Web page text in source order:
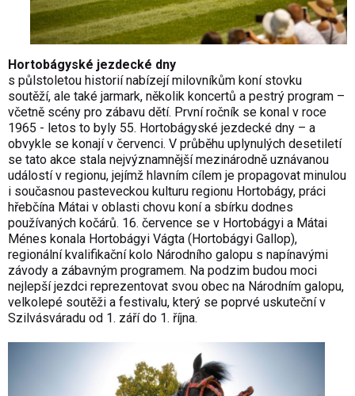
Hortobágyské jezdecké dny
s půlstoletou historií nabízejí milovníkům koní stovku
soutěží, ale také jarmark, několik koncertů a pestrý program –
včetně scény pro zábavu dětí. První ročník se konal v roce
1965 - letos to byly 55. Hortobágyské jezdecké dny – a
obvykle se konají v červenci. V průběhu uplynulých desetiletí
se tato akce stala nejvýznamnější mezinárodně uznávanou
událostí v regionu, jejímž hlavním cílem je propagovat minulou
i současnou pasteveckou kulturu regionu Hortobágy, práci
hřebčína Mátai v oblasti chovu koní a sbírku dodnes
používaných kočárů. 16. července se v Hortobágyi a Mátai
Ménes konala Hortobágyi Vágta (Hortobágyi Gallop),
regionální kvalifikační kolo Národního galopu s napínavými
závody a zábavným programem. Na podzim budou moci
nejlepší jezdci reprezentovat svou obec na Národním galopu,
velkolepé soutěži a festivalu, který se poprvé uskuteční v
Szilvásváradu od 1. září do 1. října.